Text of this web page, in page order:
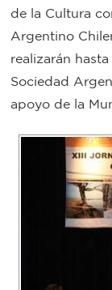
Rentas
Mi
bondi
Correo
Personal
municipal
de la Cultura
Argentino
realizarán
Sociedad
apoyo de la